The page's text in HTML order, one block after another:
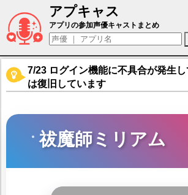
アプキャス
祓魔師ミリアム（声優：植
アプリの参加声優キャストまとめ
7/23 ログイン機能に不具合が発生
は復旧しています
祓魔師ミリアム